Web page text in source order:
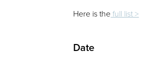
Here is thefull list >
Date